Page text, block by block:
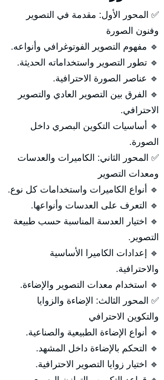
✅ المحور الأول: مقدمة في التصوير
وفنون الصورة
🔹 مفهوم التصوير الفوتوغرافي وأنواعه.
🔹 تطور التصوير واستخداماته الحديثة.
🔹 عناصر الصورة الاحترافية.
🔹 الفرق بين التصوير العادي والتصوير
الاحترافي.
🔹 أساسيات التكوين البصري داخل
الصورة.
✅ المحور الثاني: الكاميرات والعدسات
ومعدات التصوير
🔹 أنواع الكاميرات واستخدامات كل نوع.
🔹 التعرف على العدسات وأنواعها.
🔹 اختيار العدسة المناسبة حسب طبيعة
التصوير.
🔹 إعدادات الكاميرا الأساسية
والاحترافية.
🔹 استخدام معدات التصوير والإضاءة.
✅ المحور الثالث: الإضاءة والزوايا
والتكوين الاحترافي
🔹 أنواع الإضاءة الطبيعية والصناعية.
🔹 التحكم بالإضاءة داخل المشهد.
🔹 اختيار زوايا التصوير الاحترافية.